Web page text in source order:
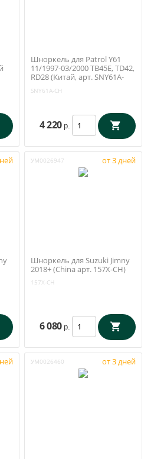
Шноркель для Patrol Y61
11/1997-03/2000 TB45E, TD42,
RD28 (Китай, арт. SNY61A-
SNY61A-CH
4 220 р.
УМ0026947 от 3 дней
Шноркель для Suzuki Jimny
2018+ (China арт. 157X-CH)
157X-CH
6 080 р.
УМ0026460 от 3 дней